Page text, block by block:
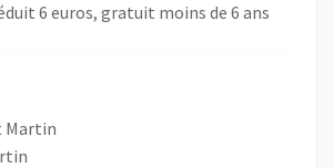
6 euros, gratuit moins de 6 ans
Martin